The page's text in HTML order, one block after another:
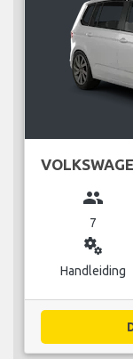
group
7
miscellaneous_services
Handleiding